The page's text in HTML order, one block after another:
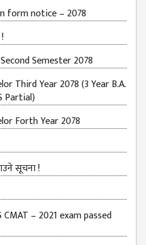
form notice – 2078
Semester 2078
Third Year 2078 (3 Year B.A.
Partial)
Forth Year 2078
सूचना !
– 2021 exam passed